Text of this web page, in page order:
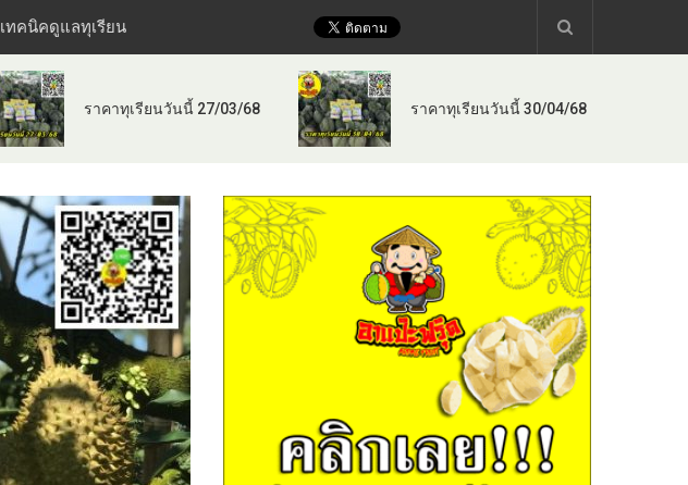
เทคนิคดูแลทุเรียน
ราคาทุเรียนวันนี้ 27/03/68 ราคาทุเรียนวันนี้ 30/04/68